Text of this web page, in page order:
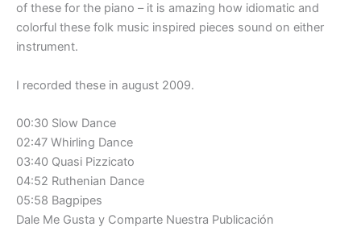
of these for the piano – it is amazing how idiomatic and
colorful these folk music inspired pieces sound on either
instrument.
I recorded these in august 2009.
00:30 Slow Dance
02:47 Whirling Dance
03:40 Quasi Pizzicato
04:52 Ruthenian Dance
05:58 Bagpipes
Dale Me Gusta y Comparte Nuestra Publicación